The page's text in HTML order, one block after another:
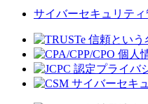
サイバーセキュリテ